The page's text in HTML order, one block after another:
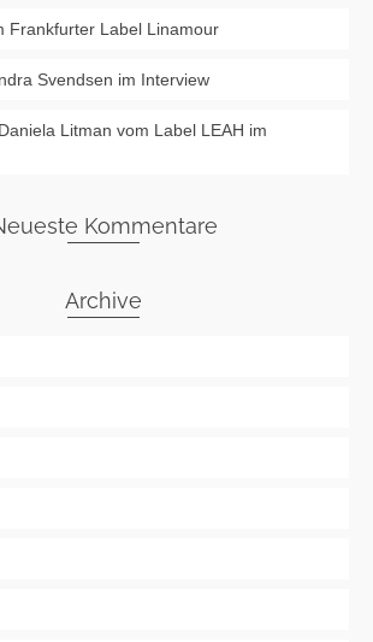
Frankfurter Label Linamour
Svendsen im Interview
Litman vom Label LEAH im
Kommentare
Archive